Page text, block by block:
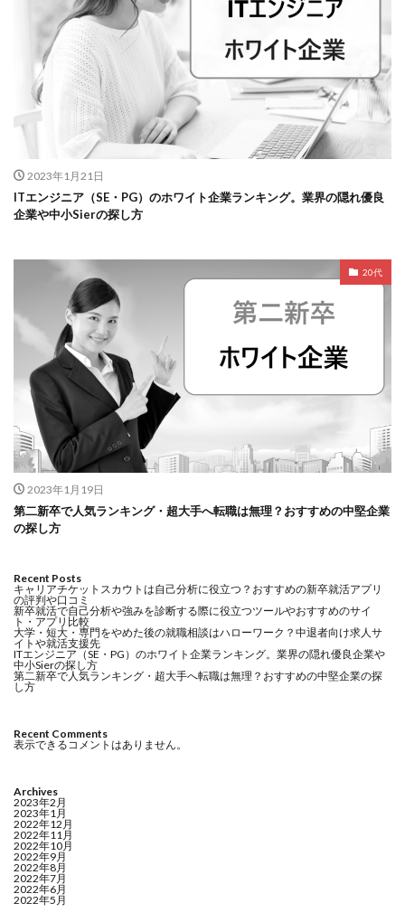
2023年1月21日
ITエンジニア（SE・PG）のホワイト企業ランキング。業界の隠れ優良
企業や中小Sierの探し方
20代
2023年1月19日
第二新卒で人気ランキング・超大手へ転職は無理？おすすめの中堅企業
の探し方
Recent Posts
キャリアチケットスカウトは自己分析に役立つ？おすすめの新卒就活アプリ
の評判や口コミ
新卒就活で自己分析や強みを診断する際に役立つツールやおすすめのサイ
ト・アプリ比較
大学・短大・専門をやめた後の就職相談はハローワーク？中退者向け求人サ
イトや就活支援先
ITエンジニア（SE・PG）のホワイト企業ランキング。業界の隠れ優良企業や
中小Sierの探し方
第二新卒で人気ランキング・超大手へ転職は無理？おすすめの中堅企業の探
し方
Recent Comments
表示できるコメントはありません。
Archives
2023年2月
2023年1月
2022年12月
2022年11月
2022年10月
2022年9月
2022年8月
2022年7月
2022年6月
2022年5月